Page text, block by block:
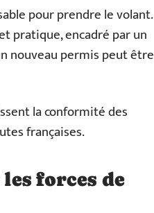
pour prendre le volant.
pratique, encadré par un
nouveau permis peut être
la conformité des
françaises.
forces de